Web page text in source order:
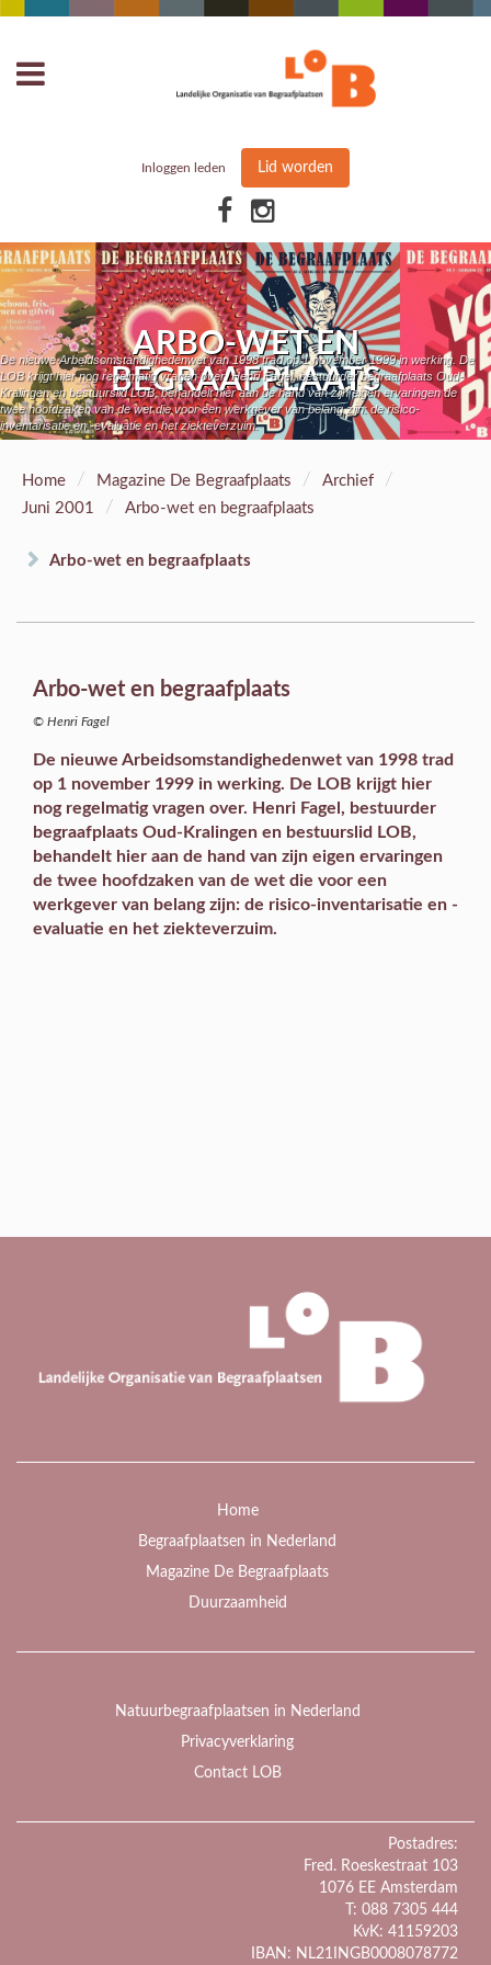
Inloggen leden Lid worden
ARBO-WET EN
BEGRAAFPLAATS
De nieuwe Arbeidsomstandighedenwet van 1998 trad op 1 november 1999 in werking. De
LOB krijgt hier nog regelmatig vragen over. Henri Fagel, bestuurder begraafplaats Oud-
Kralingen en bestuurslid LOB, behandelt hier aan de hand van zijn eigen ervaringen de
twee hoofdzaken van de wet die voor een werkgever van belang zijn: de risico-
inventarisatie en -evaluatie en het ziekteverzuim.
Home / Magazine De Begraafplaats / Archief /
Juni 2001 / Arbo-wet en begraafplaats
Arbo-wet en begraafplaats
Arbo-wet en begraafplaats
© Henri Fagel
De nieuwe Arbeidsomstandighedenwet van 1998 trad
op 1 november 1999 in werking. De LOB krijgt hier
nog regelmatig vragen over. Henri Fagel, bestuurder
begraafplaats Oud-Kralingen en bestuurslid LOB,
behandelt hier aan de hand van zijn eigen ervaringen
de twee hoofdzaken van de wet die voor een
werkgever van belang zijn: de risico-inventarisatie en -
evaluatie en het ziekteverzuim.
Home
Begraafplaatsen in Nederland
Magazine De Begraafplaats
Duurzaamheid
Natuurbegraafplaatsen in Nederland
Privacyverklaring
Contact LOB
Postadres:
Fred. Roeskestraat 103
1076 EE Amsterdam
T: 088 7305 444
KvK: 41159203
IBAN: NL21INGB0008078772